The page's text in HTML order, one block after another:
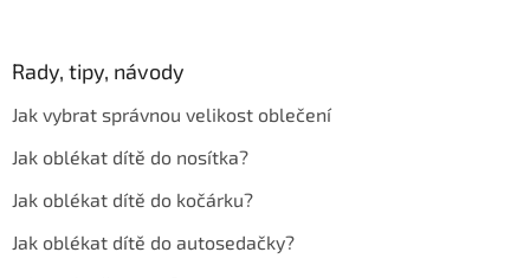
Rady, tipy, návody
Jak vybrat správnou velikost oblečení
Jak oblékat dítě do nosítka?
Jak oblékat dítě do kočárku?
Jak oblékat dítě do autosedačky?